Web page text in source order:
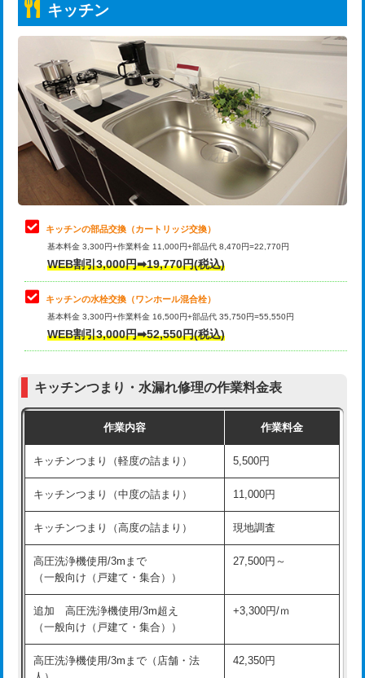
給水管工事※（ホール加工)
給水管工事※（バンド止め) 3,300円
給水管工事※（支持金具設置) 5,500円
給水管工事※（保温材使用（バンド止
め込み）)
5,500円
給水管工事※（土の掘削・埋め戻し作
11,000円
給水管工事※（塩ビ管（VP・HI）使
用/3ｍまで)
給水管工事※（塩ビ管（VP・HI）使
用（追加）/3ｍ超え)
給水管工事※（ライニング鋼管・銅
管・ポリ管・HT管使用/3ｍまで)
44,000円
管・ポリ管・HT管使用/3ｍ超え)
排水管工事（土の掘削・埋め戻し作
11,000円~
排水管工事（排水管工事/3ｍまで） 55,000円
排水管工事（追加 排水管工事/3ｍ超
+11,000円
マス交換（深さ50㎝未満）
マス交換（深さ50㎝以上） 66,000円
コンクリート斫り（厚さ10㎝まで）
トーラー機使用/3mまで
追加トーラー機使用/3m超え +3,300円
カメラ調査 33,000円
桝清掃 8,800円
止水・漏水調査・防水処理・清掃・修
理・調整・分解・加工など（軽作業）
11,000円
止水・漏水調査・防水処理・清掃・修
理・調整・分解・加工など（中作業）
22,000円
止水・漏水調査・防水処理・清掃・修
理・調整・分解・加工など（重作業）
33,000円
お風呂タンク脱着
その他部品の脱着
式・ワンホール）)
交換・取付(排水栓・排水トラップ
22,000円+材料費
持込商品取付（単水栓）
持込商品取付（混合水栓） 16,500円
キッチン
キッチンの部品交換（カートリッジ交換）
基本料金 3,300円+作業料金 11,000円+部品代 8,470円=22,770円
WEB割引3,000円➡19,770円(税込)
キッチンの水栓交換（ワンホール混合栓）
基本料金 3,300円+作業料金 16,500円+部品代 35,750円=55,550円
WEB割引3,000円➡52,550円(税込)
キッチンつまり・水漏れ修理の作業料金表
作業内容 作業料金
キッチンつまり（軽度の詰まり） 5,500円
キッチンつまり（中度の詰まり） 11,000円
キッチンつまり（高度の詰まり） 現地調査
高圧洗浄機使用/3mまで
（一般向け（戸建て・集合））
27,500円～
追加 高圧洗浄機使用/3m超え
（一般向け（戸建て・集合））
+3,300円/ｍ
高圧洗浄機使用/3mまで（店舗・法
42,350円